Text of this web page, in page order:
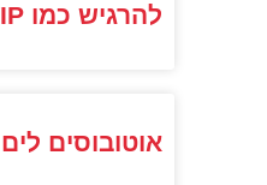
להרגיש כמו VIP
אוטובוסים